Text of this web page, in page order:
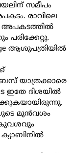
സമീപം
രാവിലെ
അപകടത്തിൽ
പരിക്കേറ്റു.
ആശുപത്രിയിൽ
യാത്രക്കാരെ
ഇതേ ദിശയിൽ
മുൻവശം
ക്യാബിനിൽ